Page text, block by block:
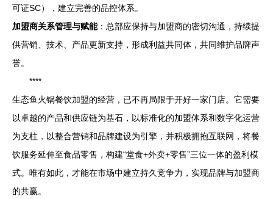
可证SC），建立完善的品控体系。
加盟商关系管理与赋能：总部应保持与加盟商的密切沟通，持续提
供营销、技术、产品更新支持，形成利益共同体，共同维护品牌声
誉。
****
生态鱼火锅餐饮加盟的经营，已不再局限于开好一家门店。它需要
以卓越的产品和供应链为基石，以标准化的加盟体系和数字化运营
为支柱，以整合营销和品牌建设为引擎，并积极拥抱互联网，将餐
饮服务延伸至食品零售，构建“堂食+外卖+零售”三位一体的盈利模
式。唯有如此，才能在市场中建立持久竞争力，实现品牌与加盟商
的共赢。